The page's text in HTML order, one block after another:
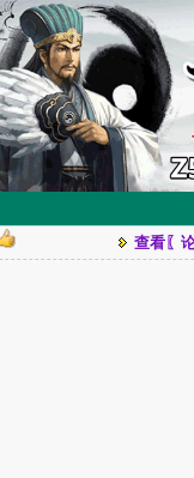
查看〖